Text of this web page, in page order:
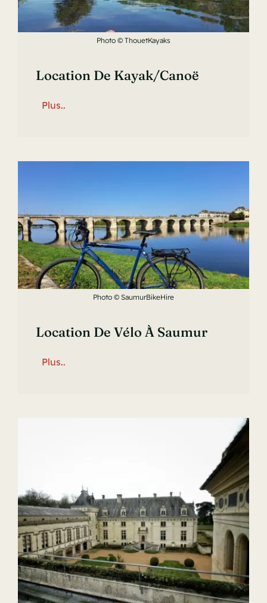
Photo © ThouetKayaks
Location De Kayak/canoë
Plus..
Photo © SaumurBikeHire
Location De Vélo À Saumur
Plus..